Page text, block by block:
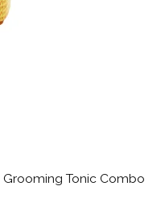
Tonic Combo